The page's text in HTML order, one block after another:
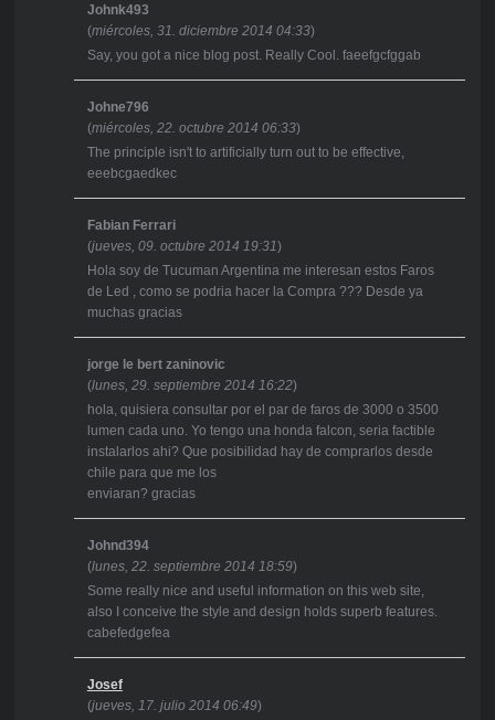
Johnk493
(miércoles, 31. diciembre 2014 04:33)
Say, you got a nice blog post. Really Cool. faeefgcfggab
Johne796
(miércoles, 22. octubre 2014 06:33)
The principle isn't to artificially turn out to be effective,
eeebcgaedkec
Fabian Ferrari
(jueves, 09. octubre 2014 19:31)
Hola soy de Tucuman Argentina me interesan estos Faros
de Led , como se podria hacer la Compra ??? Desde ya
muchas gracias
jorge le bert zaninovic
(lunes, 29. septiembre 2014 16:22)
hola, quisiera consultar por el par de faros de 3000 o 3500
lumen cada uno. Yo tengo una honda falcon, seria factible
instalarlos ahi? Que posibilidad hay de comprarlos desde
chile para que me los
enviaran? gracias
Johnd394
(lunes, 22. septiembre 2014 18:59)
Some really nice and useful information on this web site,
also I conceive the style and design holds superb features.
cabefedgefea
Josef
(jueves, 17. julio 2014 06:49)